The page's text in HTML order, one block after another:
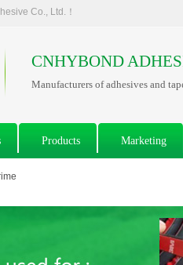
Co., Ltd.！
CNHYBOND
Manufacturers of adhesives and
Products Marketing